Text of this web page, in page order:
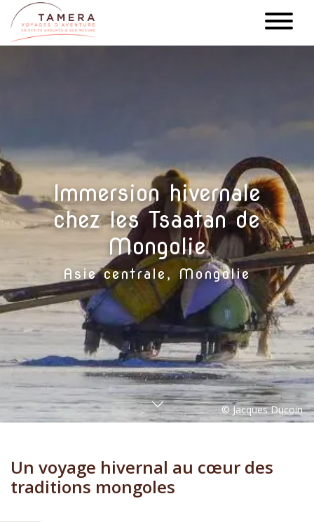
Aller
au
contenu
Immersion hivernale
chez les Tsaatan de
Mongolie
Asie centrale, Mongolie
Un voyage hivernal au cœur des
traditions mongoles